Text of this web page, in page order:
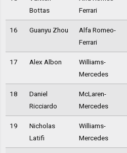
Bottas
Ferrari
16 Guanyu Zhou
Alfa Romeo-
Ferrari
17 Alex Albon
Williams-
Mercedes
18
Daniel
Ricciardo
McLaren-
Mercedes
19
Nicholas
Latifi
Williams-
Mercedes